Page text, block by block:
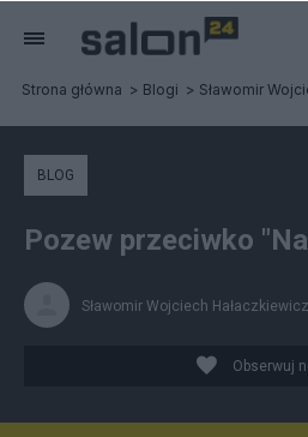
Strona główna Blogi Sławomir
BLOG
Pozew przeciwko
Sławomir Wojciech Hałaczkiewicz
Obserwuj